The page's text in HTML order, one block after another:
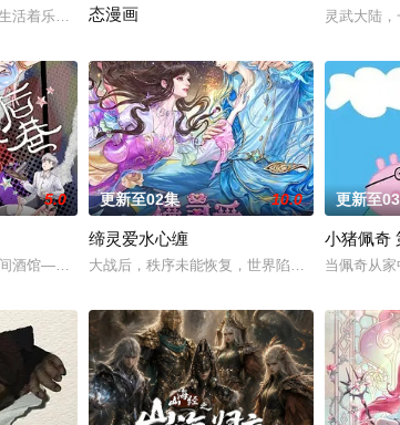
界，拿玩家当走狗，收世界主角做小弟，论装逼我只认天下
活着乐观善良的少年锤锤和他性格各异的家人朋友们，他
态漫画
灵武大陆
后，在天运大陆南云帝国有名的“废物牧云”身上觉醒。牧
5.0
酒馆——谷雨街后巷。 无论城市的角落，还是繁星坠落的荒
更新至02集 10.0
缔灵爱水心缠
大战后，秩序未能恢复，世界陷入混乱。混沌
更新至
小猪佩奇
当佩奇从